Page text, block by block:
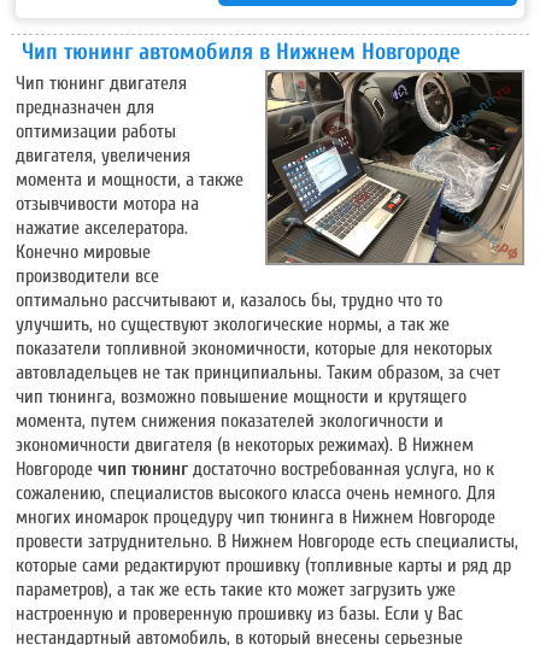
Чип тюнинг автомобиля в Нижнем Новгороде
Чип тюнинг двигателя
предназначен для
оптимизации работы
двигателя, увеличения
момента и мощности, а также
отзывчивости мотора на
нажатие акселератора.
Конечно мировые
производители все
оптимально рассчитывают и, казалось бы, трудно что то
улучшить, но существуют экологические нормы, а так же
показатели топливной экономичности, которые для некоторых
автовладельцев не так принципиальны. Таким образом, за счет
чип тюнинга, возможно повышение мощности и крутящего
момента, путем снижения показателей экологичности и
экономичности двигателя (в некоторых режимах). В Нижнем
Новгородечип тюнинг достаточно востребованная услуга, но к
сожалению, специалистов высокого класса очень немного. Для
многих иномарок процедуру чип тюнинга в Нижнем Новгороде
провести затруднительно. В Нижнем Новгороде есть специалисты,
которые сами редактируют прошивку (топливные карты и ряд др
параметров), а так же есть такие кто может загрузить уже
настроенную и проверенную прошивку из базы. Если у Вас
нестандартный автомобиль, в который внесены серьезные